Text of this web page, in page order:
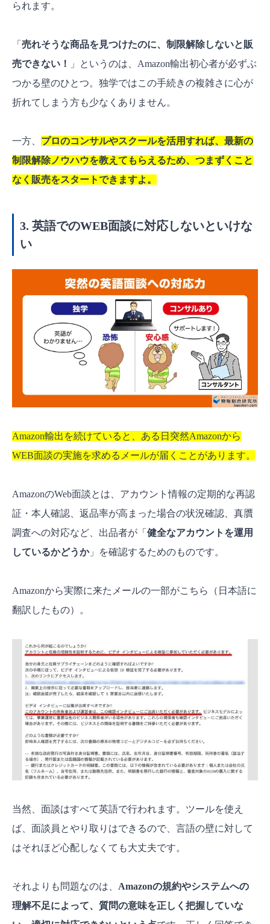
られます。
「 売れそうな商品を見つけたのに、制限解除しないと販
売できない！
」というのは、Amazon輸出初心者が必ずぶ
つかる壁のひとつ。独学ではこの手続きの複雑さに心が
折れてしまう方も少なくありません。
一方、 プロのコンサルやスクールを活用すれば、最新の
制限解除ノウハウを教えてもらえるため、つまずくこと
なく販売をスタートできますよ。
3. 英語でのWEB面談に対応しないといけな
い
Amazon輸出を続けていると、ある日突然Amazonから
WEB面談の実施を求めるメールが届くことがあります。
AmazonのWeb面談とは、アカウント情報の定期的な再認
証・本人確認、返品率が高まった場合の状況確認、真贋
調査への対応など、出品者が「 健全なアカウントを運用
しているかどうか」を確認するためのものです。
Amazonから実際に来たメールの一部がこちら（日本語に
翻訳したもの）。
当然、面談はすべて英語で行われます。ツールを使え
ば、面談員とやり取りはできるので、言語の壁に対して
はそれほど心配しなくても大丈夫です。
それよりも問題なのは、 Amazonの規約やシステムへの
理解不足によって、質問の意味を正しく把握していな